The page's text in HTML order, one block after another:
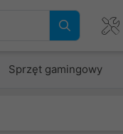
Sprzęt gamingowy